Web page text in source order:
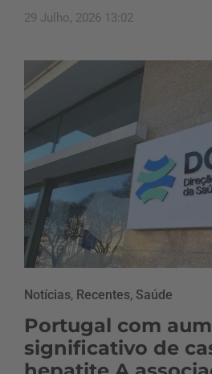
29 Julho, 2026 13:02
Notícias, Recentes, Saúde
Portugal com
significativo de